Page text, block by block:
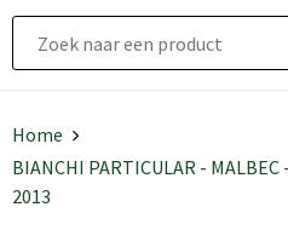
Home
BIANCHI PARTICULAR -
2013